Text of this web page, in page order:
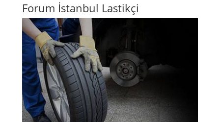
Forum İstanbul Lastikçi